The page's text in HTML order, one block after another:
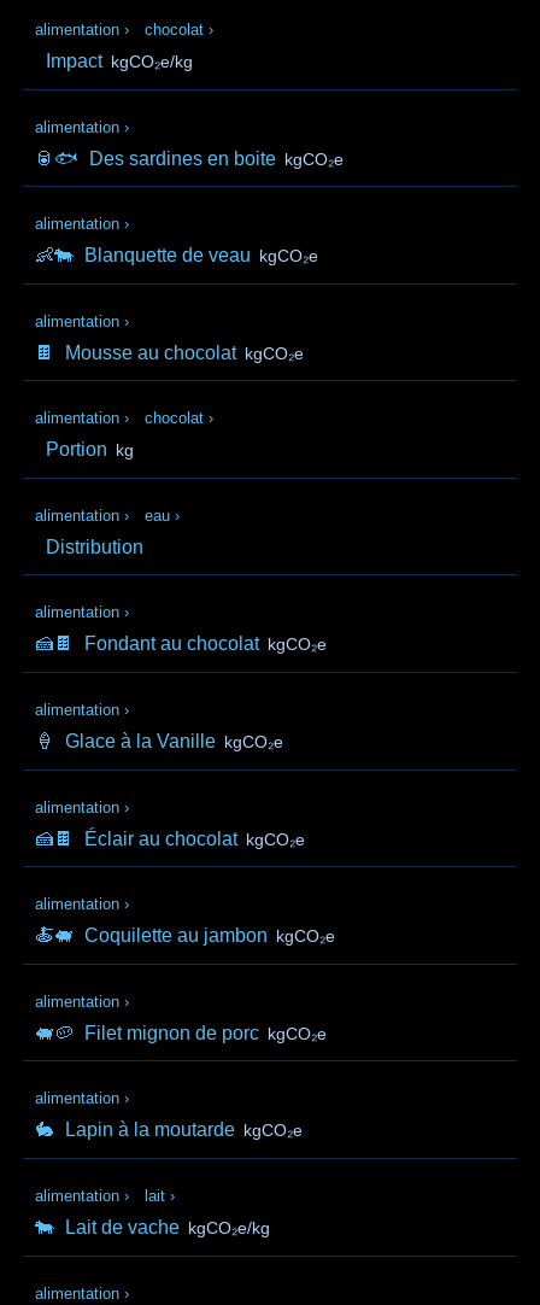
alimentation › chocolat ›
Impact kgCO₂e/kg
alimentation ›
🥫🐟 Des sardines en boite kgCO₂e
alimentation ›
👶🐄 Blanquette de veau kgCO₂e
alimentation ›
🍫 Mousse au chocolat kgCO₂e
alimentation › chocolat ›
Portion kg
alimentation › eau ›
Distribution
alimentation ›
🍰🍫 Fondant au chocolat kgCO₂e
alimentation ›
🍦 Glace à la Vanille kgCO₂e
alimentation ›
🍰🍫 Éclair au chocolat kgCO₂e
alimentation ›
🍝🐖 Coquilette au jambon kgCO₂e
alimentation ›
🐖🥔 Filet mignon de porc kgCO₂e
alimentation ›
🐇 Lapin à la moutarde kgCO₂e
alimentation › lait ›
🐄 Lait de vache kgCO₂e/kg
alimentation ›